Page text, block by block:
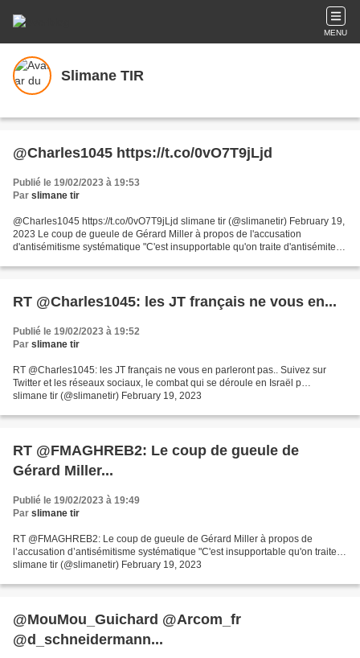
MENU
Slimane TIR
@Charles1045 https://t.co/0vO7T9jLjd
Publié le 19/02/2023 à 19:53
Par slimane tir
@Charles1045 https://t.co/0vO7T9jLjd slimane tir (@slimanetir) February 19,
2023 Le coup de gueule de Gérard Miller à propos de l'accusation
d'antisémitisme systématique "C'est insupportable qu'on traite d'antisémite
RT @Charles1045: les JT français ne vous en...
Publié le 19/02/2023 à 19:52
Par slimane tir
RT @Charles1045: les JT français ne vous en parleront pas.. Suivez sur
Twitter et les réseaux sociaux, le combat qui se déroule en Israël p…
slimane tir (@slimanetir) February 19, 2023
RT @FMAGHREB2: Le coup de gueule de
Gérard Miller...
Publié le 19/02/2023 à 19:49
Par slimane tir
RT @FMAGHREB2: Le coup de gueule de Gérard Miller à propos de
l’accusation d’antisémitisme systématique "C'est insupportable qu'on traite…
slimane tir (@slimanetir) February 19, 2023
@MouMou_Guichard @Arcom_fr
@d_schneidermann...